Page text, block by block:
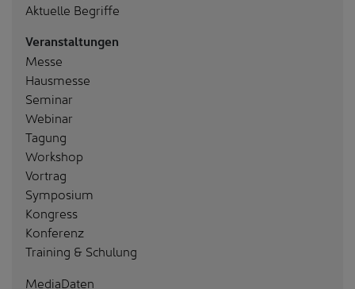
Aktuelle Begriffe
Veranstaltungen
Messe
Hausmesse
Seminar
Webinar
Tagung
Workshop
Vortrag
Symposium
Kongress
Konferenz
Training & Schulung
MediaDaten